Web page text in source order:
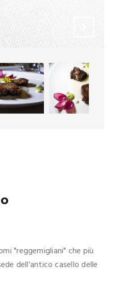
"reggemigliani" che più
dell'antico casello delle